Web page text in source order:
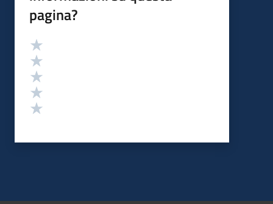
pagina?
Valutazione